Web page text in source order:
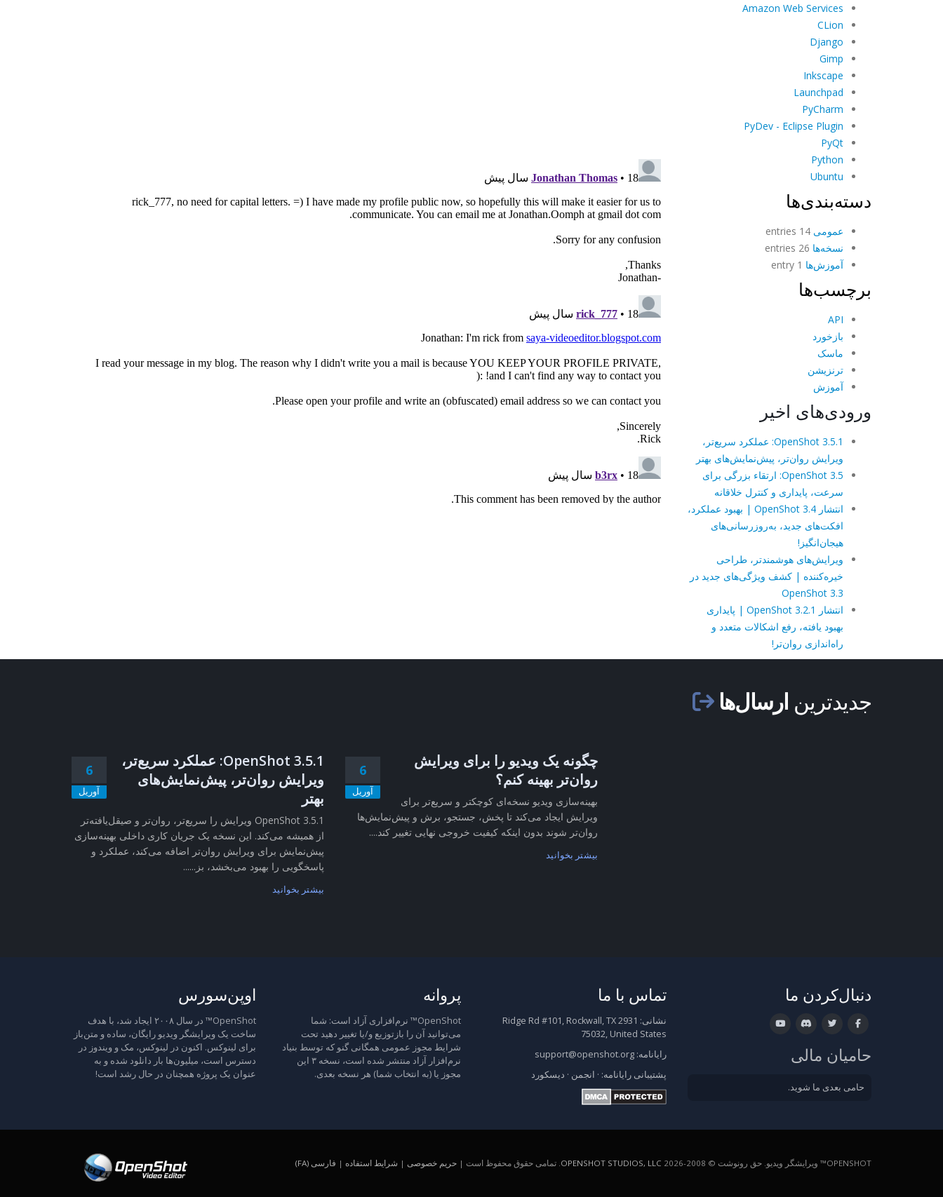
Amazon Web Services
CLion
Django
Gimp
Inkscape
Launchpad
PyCharm
PyDev - Eclipse Plugin
PyQt
Python
Ubuntu
دسته‌بندی‌ها
عمومی
نسخه‌ها
آموزش‌ها
برچسب‌ها
API
بازخورد
ماسک
ترنزیشن
آموزش
ورودی‌های اخیر
OpenShot 3.5.1: عملکرد سریع‌تر،
ویرایش روان‌تر، پیش‌نمایش‌های بهتر
OpenShot 3.5: ارتقاء بزرگی برای
سرعت، پایداری و کنترل خلاقانه
انتشار OpenShot 3.4 | بهبود عملکرد،
افکت‌های جدید، به‌روزرسانی‌های
هیجان‌انگیز!
ویرایش‌های هوشمندتر، طراحی
خیره‌کننده | کشف ویژگی‌های جدید در
OpenShot 3.3
انتشار OpenShot 3.2.1 | پایداری
بهبود یافته، رفع اشکالات متعدد و
راه‌اندازی روان‌تر!
جدیدترین ارسال‌ها
6
آوریل
OpenShot 3.5.1: عملکرد سریع‌تر،
ویرایش روان‌تر، پیش‌نمایش‌های
بهتر
OpenShot 3.5.1 ویرایش را سریع‌تر، روان‌تر و صیقل‌یافته‌تر
از همیشه می‌کند. این نسخه یک جریان کاری داخلی بهینه‌سازی
پیش‌نمایش برای ویرایش روان‌تر اضافه می‌کند، عملکرد و
پاسخگویی را بهبود می‌بخشد، بز......
بیشتر بخوانید
6
آوریل
چگونه یک ویدیو را برای ویرایش
روان‌تر بهینه کنم؟
بهینه‌سازی ویدیو نسخه‌ای کوچکتر و سریع‌تر برای
ویرایش ایجاد می‌کند تا پخش، جستجو، برش و پیش‌نمایش‌ها
روان‌تر شوند بدون اینکه کیفیت خروجی نهایی تغییر کند....
بیشتر بخوانید
اوپن‌سورس
OpenShot™ در سال ۲۰۰۸ ایجاد شد، با هدف
ساخت یک ویرایشگر ویدیو رایگان، ساده و متن‌باز
برای لینوکس. اکنون در لینوکس، مک و ویندوز در
دسترس است، میلیون‌ها بار دانلود شده و به
عنوان یک پروژه همچنان در حال رشد است!
پروانه
OpenShot™ نرم‌افزاری آزاد است: شما
می‌توانید آن را بازتوزیع و/یا تغییر دهید تحت
شرایط مجوز عمومی همگانی گنو که توسط بنیاد
نرم‌افزار آزاد منتشر شده است، نسخه ۳ این
مجوز یا (به انتخاب شما) هر نسخه بعدی.
تماس با ما
نشانی:
2931 Ridge Rd #101, Rockwall, TX
75032, United States
رایانامه: support@openshot.org
پشتیبانی رایانامه: · انجمن · دیسکورد
دنبال‌کردن ما
حامیان مالی
حامی بعدی ما شوید.
OPENSHOT™ ویرایشگر ویدیو. حق رونوشت © 2008-2026 OPENSHOT STUDIOS, LLC. تمامی حقوق محفوظ است | حریم خصوصی | شرایط استفاده | فارسی (FA)